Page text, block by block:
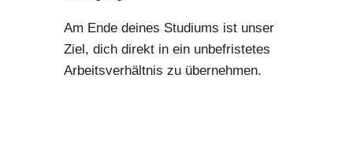
Am Ende deines Studiums ist unser
Ziel, dich direkt in ein unbefristetes
Arbeitsverhältnis zu übernehmen.